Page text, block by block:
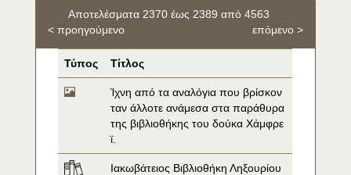
Αποτελέσματα 2370 έως 2389 από 4563
< προηγούμενο
επόμενο >
Τύπος Τίτλος
Ίχνη από τα αναλόγια που βρίσκον
ταν άλλοτε ανάμεσα στα παράθυρα
της βιβλιοθήκης του δούκα Χάμφρε
ϊ.
Ιακωβάτειος Βιβλιοθήκη Ληξουρίου